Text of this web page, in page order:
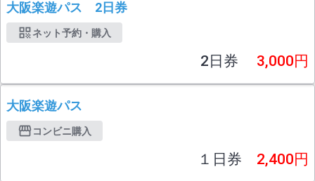
大阪楽遊パス 2日券
ネット予約・購入
2日券 3,000円
大阪楽遊パス
コンビニ購入
１日券 2,400円